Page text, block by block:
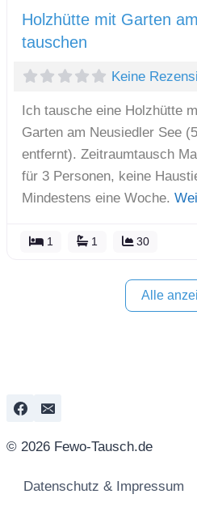
Holzhütte mit Garten
tauschen
Keine
Ich tausche eine Holzhütte
Garten am Neusiedler See
entfernt). Zeitraumtausch
für 3 Personen, keine
Mindestens eine Woche.
1 1 30
Alle
© 2026 Fewo-Tausch.de
Datenschutz & Impressum